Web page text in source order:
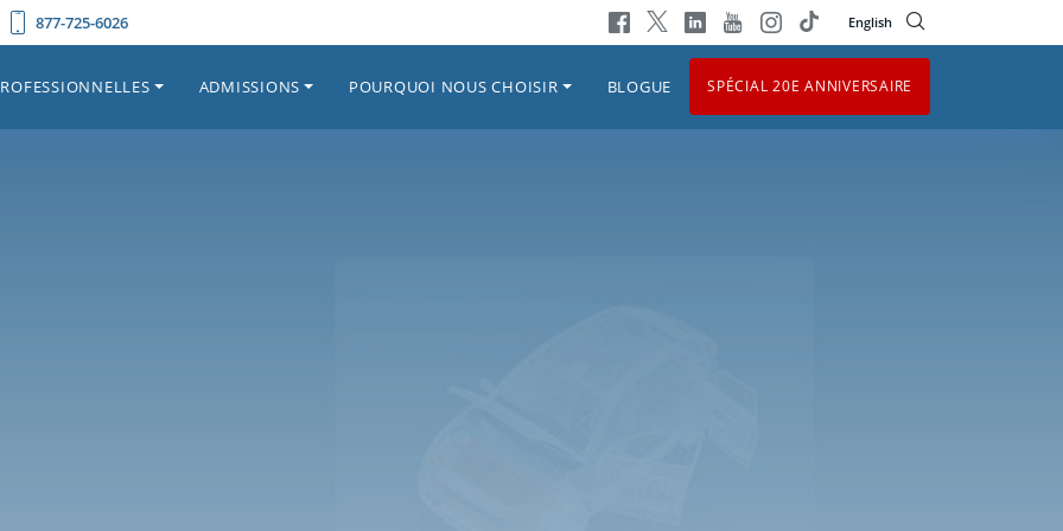
877-725-6026 English
ADMISSIONS POURQUOI NOUS CHOISIR BLOGUE SPÉCIAL 20E ANNIVERSAIRE